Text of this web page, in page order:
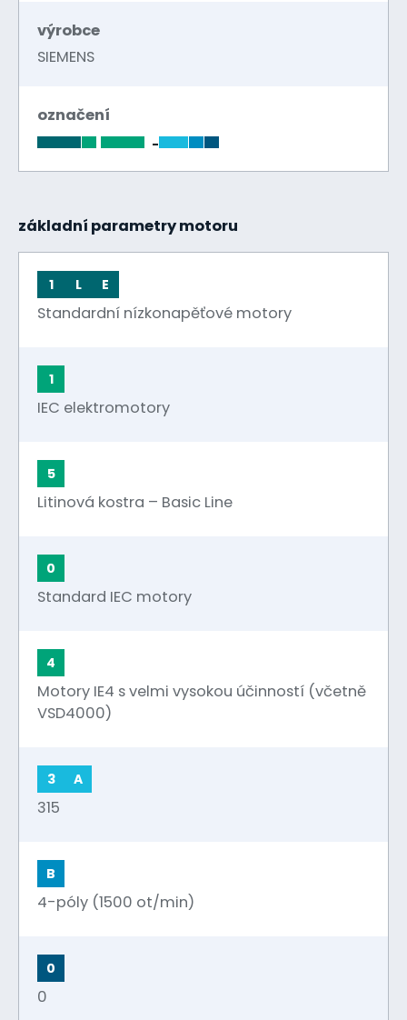
výrobce
SIEMENS
označení
-
základní parametry motoru
1 L E
Standardní nízkonapěťové motory
1
IEC elektromotory
5
Litinová kostra – Basic Line
0
Standard IEC motory
4
Motory IE4 s velmi vysokou účinností (včetně
VSD4000)
3 A
315
B
4-póly (1500 ot/min)
0
0